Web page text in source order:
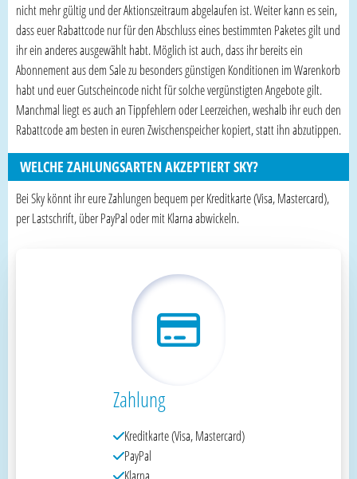
nicht mehr gültig und der Aktionszeitraum abgelaufen ist. Weiter kann es sein,
dass euer Rabattcode nur für den Abschluss eines bestimmten Paketes gilt und
ihr ein anderes ausgewählt habt. Möglich ist auch, dass ihr bereits ein
Abonnement aus dem Sale zu besonders günstigen Konditionen im Warenkorb
habt und euer Gutscheincode nicht für solche vergünstigten Angebote gilt.
Manchmal liegt es auch an Tippfehlern oder Leerzeichen, weshalb ihr euch den
Rabattcode am besten in euren Zwischenspeicher kopiert, statt ihn abzutippen.
WELCHE ZAHLUNGSARTEN AKZEPTIERT SKY?
Bei Sky könnt ihr eure Zahlungen bequem per Kreditkarte (Visa, Mastercard),
per Lastschrift, über PayPal oder mit Klarna abwickeln.
Zahlung
Kreditkarte (Visa, Mastercard)
PayPal